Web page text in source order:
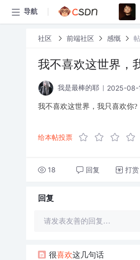
导航
社区 前端社区 感慨
我不喜欢这世界，
我是最棒的耶 2025-08-
我不喜欢这世界，我只喜欢你?
给本帖投票
18 回复 打赏
回复
请发表友善的回复…
很喜欢这几句话